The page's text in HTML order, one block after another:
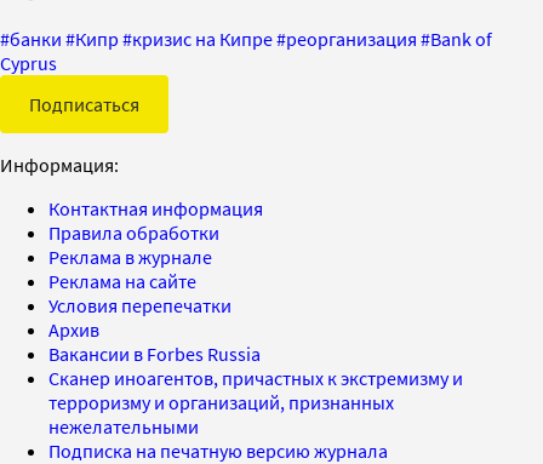
#банки #Кипр #кризис на Кипре#реорганизация #Bank of
Cyprus
Подписаться
Информация:
Контактная информация
Правила обработки
Реклама в журнале
Реклама на сайте
Условия перепечатки
Архив
Вакансии в Forbes Russia
Сканер иноагентов, причастных к экстремизму и
терроризму и организаций, признанных
нежелательными
Подписка на печатную версию журнала